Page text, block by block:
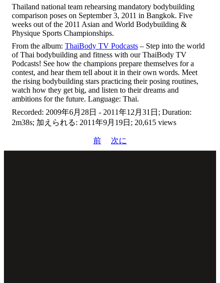
Thailand national team rehearsing mandatory bodybuilding
comparison poses on September 3, 2011 in Bangkok. Five
weeks out of the 2011 Asian and World Bodybuilding &
Physique Sports Championships.
From the album: ThaiBody TV Podcasts – Step into the world
of Thai bodybuilding and fitness with our ThaiBody TV
Podcasts! See how the champions prepare themselves for a
contest, and hear them tell about it in their own words. Meet
the rising bodybuilding stars practicing their posing routines,
watch how they get big, and listen to their dreams and
ambitions for the future. Language: Thai.
Recorded: 2009年6月28日 - 2011年12月31日; Duration:
2m38s; 加えられる: 2011年9月19日; 20,615 views
前 次に